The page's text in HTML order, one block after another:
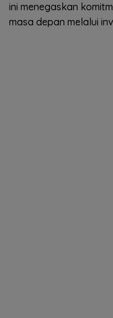
ini menegaskan
masa depan melalui